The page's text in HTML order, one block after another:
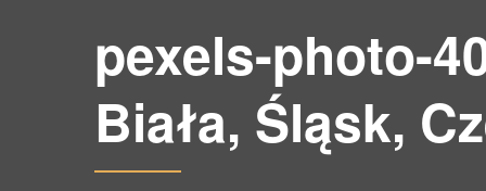
pexels-photo-
Biała, Śląsk,